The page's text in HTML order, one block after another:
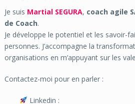
Je suis Martial SEGURA, coach agile
de Coach.
Je développe le potentiel et les savoir-
personnes. J’accompagne la
organisations en m’appuyant sur les
Contactez-moi pour en parler :
Linkedin :